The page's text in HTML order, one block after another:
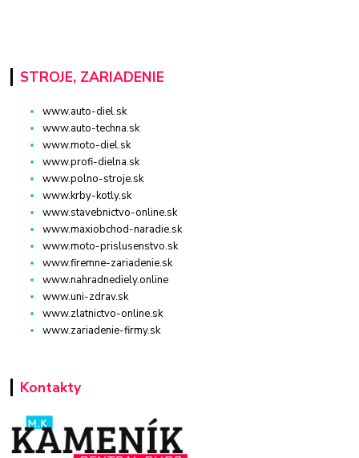
STROJE, ZARIADENIE
www.auto-diel.sk
www.auto-techna.sk
www.moto-diel.sk
www.profi-dielna.sk
www.polno-stroje.sk
www.krby-kotly.sk
www.stavebnictvo-online.sk
www.maxiobchod-naradie.sk
www.moto-prislusenstvo.sk
www.firemne-zariadenie.sk
www.nahradnediely.online
www.uni-zdrav.sk
www.zlatnictvo-online.sk
www.zariadenie-firmy.sk
Kontakty